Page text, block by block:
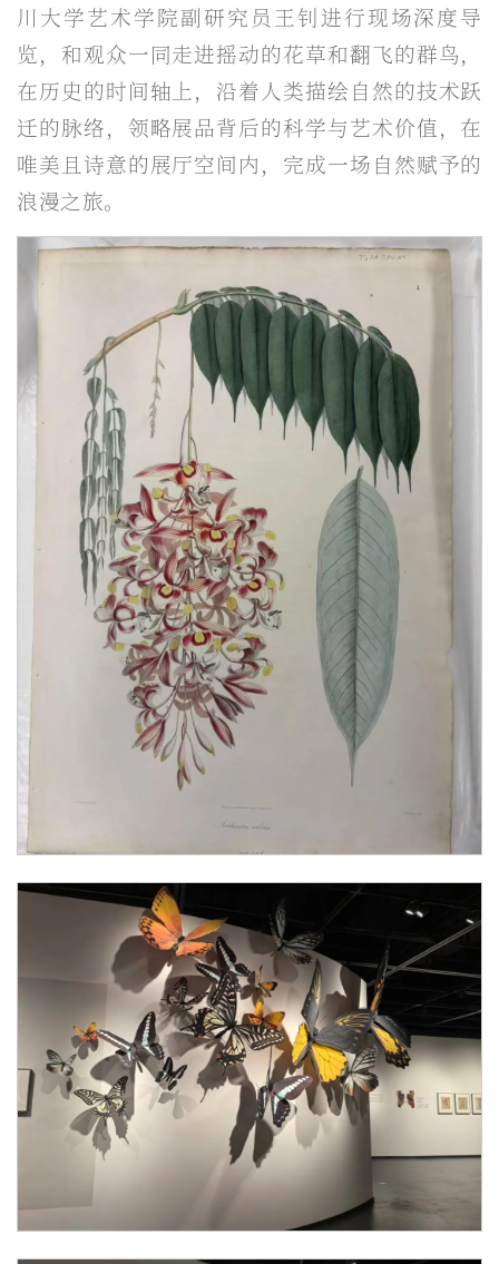
川大学艺术学院副研究员王钊进行现场深度导
览，和观众一同走进摇动的花草和翻飞的群鸟，
在历史的时间轴上，沿着人类描绘自然的技术跃
迁的脉络，领略展品背后的科学与艺术价值，在
唯美且诗意的展厅空间内，完成一场自然赋予的
浪漫之旅。